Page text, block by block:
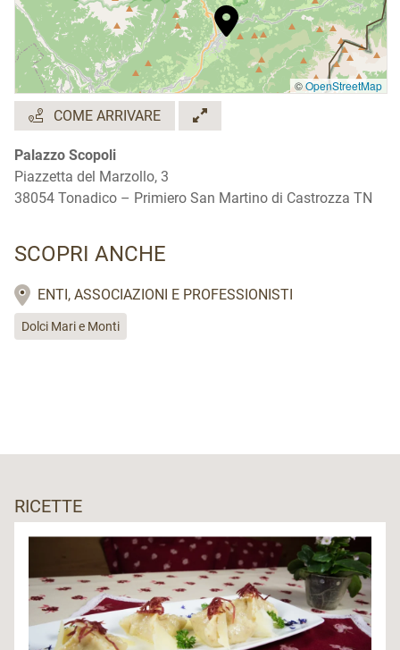
©OpenStreetMap
COME ARRIVARE
Palazzo Scopoli
Piazzetta del Marzollo, 3
38054 Tonadico – Primiero San Martino di Castrozza TN
SCOPRI ANCHE
ENTI, ASSOCIAZIONI E PROFESSIONISTI
Dolci Mari e Monti
RICETTE